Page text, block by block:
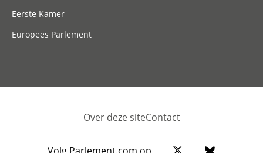
Eerste Kamer
Europees Parlement
Footer
Over deze siteContact